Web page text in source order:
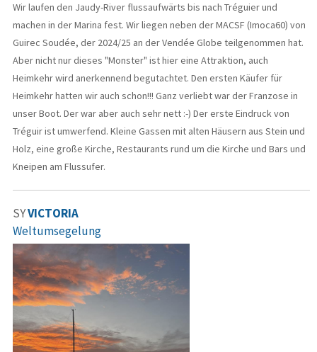
Wir laufen den Jaudy-River flussaufwärts bis nach Tréguier und
machen in der Marina fest. Wir liegen neben der MACSF (Imoca60) von
Guirec Soudée, der 2024/25 an der Vendée Globe teilgenommen hat.
Aber nicht nur dieses "Monster" ist hier eine Attraktion, auch
Heimkehr wird anerkennend begutachtet. Den ersten Käufer für
Heimkehr hatten wir auch schon!!! Ganz verliebt war der Franzose in
unser Boot. Der war aber auch sehr nett :-) Der erste Eindruck von
Tréguir ist umwerfend. Kleine Gassen mit alten Häusern aus Stein und
Holz, eine große Kirche, Restaurants rund um die Kirche und Bars und
Kneipen am Flussufer.
SYVICTORIA
Weltumsegelung